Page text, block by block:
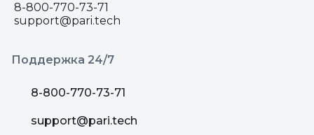
8-800-770-73-71
support@pari.tech
Поддержка 24/7
8-800-770-73-71
support@pari.tech